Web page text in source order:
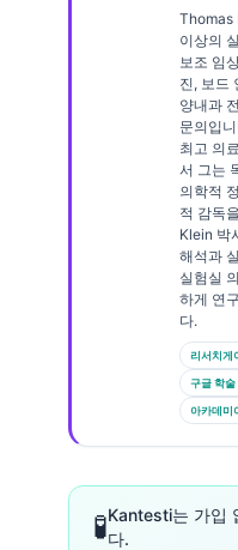
Thomas
이상의
보조 임
진, 보드
양내과
문의입
최고 의
서 그는
의학적
적 감독
Klein 박
해석과
실험실
하게 연
다.
리서치게
구글 학술
아카데미
🧪Kantesti는 가입
다.